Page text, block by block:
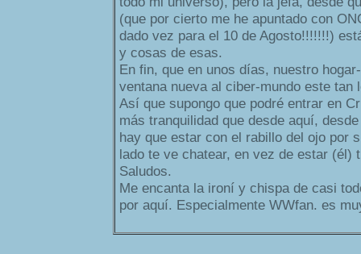
(que por cierto me he apuntado con
dado vez para el 10 de Agosto!!!!!!!)
y cosas de esas.
En fin, que en unos días, nuestro
ventana nueva al ciber-mundo este tan
Así que supongo que podré entrar en
más tranquilidad que desde aquí,
hay que estar con el rabillo del ojo por
lado te ve chatear, en vez de estar (él)
Saludos.
Me encanta la ironí y chispa de casi
por aquí. Especialmente WWfan. es